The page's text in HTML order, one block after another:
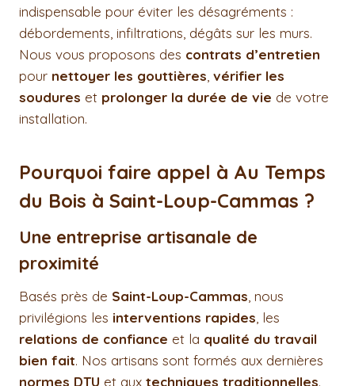
indispensable pour éviter les désagréments :
débordements, infiltrations, dégâts sur les murs.
Nous vous proposons des contrats d’entretien
pour nettoyer les gouttières, vérifier les
soudures et prolonger la durée de vie de votre
installation.
Pourquoi faire appel à Au Temps
du Bois à Saint-Loup-Cammas ?
Une entreprise artisanale de
proximité
Basés près de Saint-Loup-Cammas, nous
privilégions les interventions rapides, les
relations de confiance et la qualité du travail
bien fait. Nos artisans sont formés aux dernières
normes DTU et aux techniques traditionnelles.